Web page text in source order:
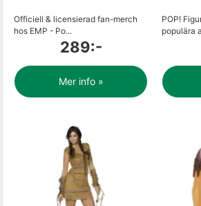
Officiell & licensierad fan-merch
hos EMP - Po...
289:-
Mer info »
POP!
populära